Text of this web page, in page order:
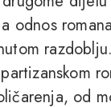
odnos
od